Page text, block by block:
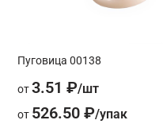
Пуговица 00138
от3.51 ₽
от 526.50 ₽